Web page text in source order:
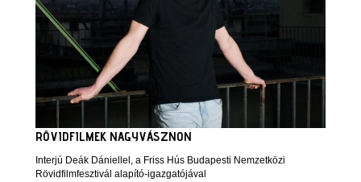
RÖVIDFILMEK NAGYVÁSZNON
Interjú Deák Dániellel, a Friss Hús Budapesti Nemzetközi
Rövidfilmfesztivál alapító-igazgatójával